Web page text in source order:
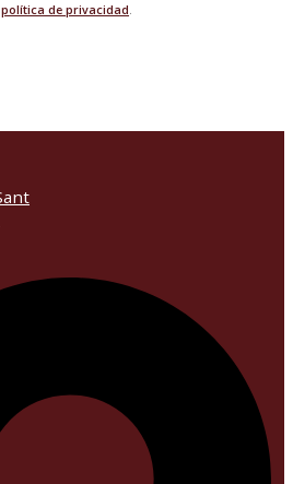
política de privacidad.